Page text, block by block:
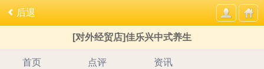
后退
[对外经贸店]佳乐兴中式养生
首页 点评 资讯